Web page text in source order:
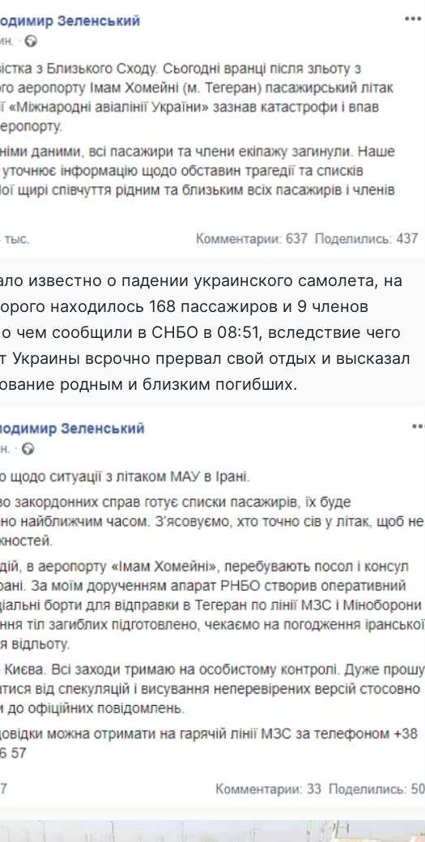
известно о падении украинского самолета, на
находилось 168 пассажиров и 9 членов
чем сообщили в СНБО в 08:51, вследствие чего
Украины всрочно прервал свой отдых и высказал
родным и близким погибших.